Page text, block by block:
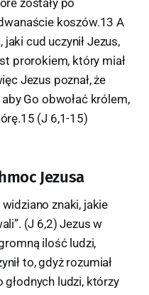
koszów.13 A
cud uczynił Jezus,
prorokiem, który miał
Jezus poznał, że
Go obwołać królem,
(J 6,1-15)
Jezusa
widziano znaki, jakie
(J 6,2) Jezus w
ilość ludzi,
to, gdyż rozumiał
głodnych ludzi, którzy